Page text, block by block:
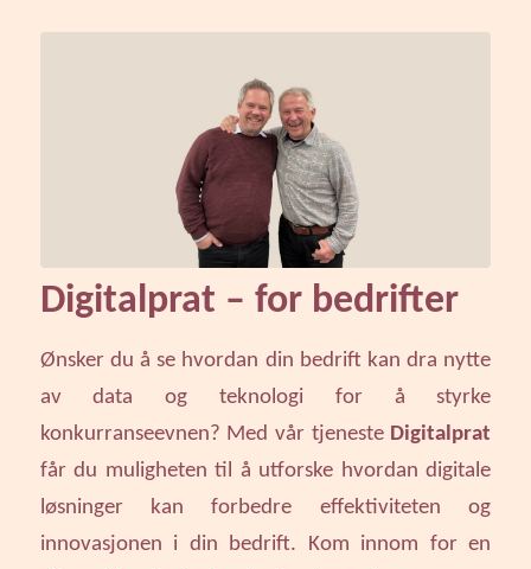
Digitalprat – for bedrifter
Ønsker du å se hvordan din bedrift kan dra nytte
av data og teknologi for å styrke
konkurranseevnen? Med vår tjeneste Digitalprat
får du muligheten til å utforske hvordan digitale
løsninger kan forbedre effektiviteten og
innovasjonen i din bedrift. Kom innom for en